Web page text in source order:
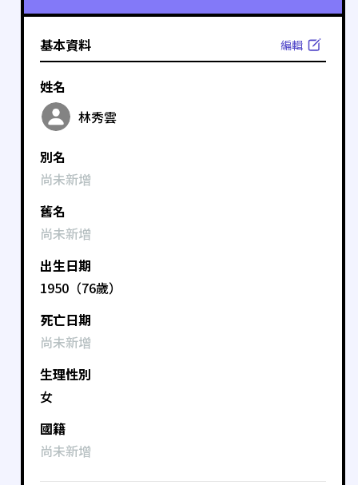
基本資料 編輯
姓名
林秀雲
別名
尚未新增
舊名
尚未新增
出生日期
1950（76歲）
死亡日期
尚未新增
生理性別
女
國籍
尚未新增